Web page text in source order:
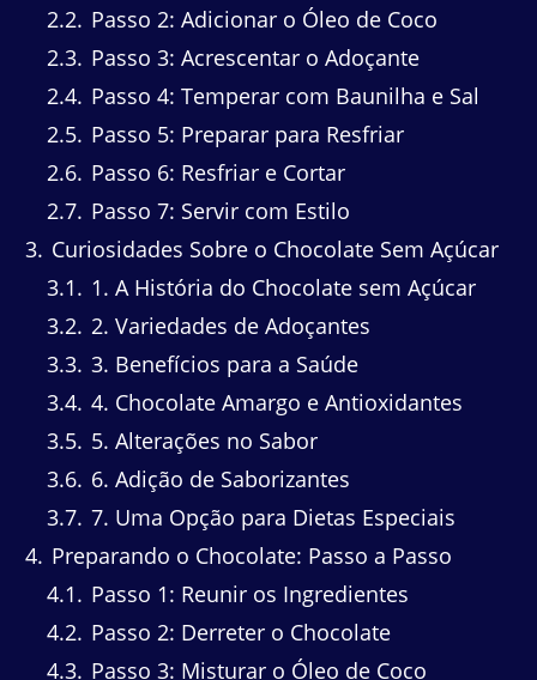
2.2 Passo 2: Adicionar o Óleo de Coco
2.3 Passo 3: Acrescentar o Adoçante
2.4 Passo 4: Temperar com Baunilha e Sal
2.5 Passo 5: Preparar para Resfriar
2.6 Passo 6: Resfriar e Cortar
2.7 Passo 7: Servir com Estilo
3 Curiosidades Sobre o Chocolate Sem Açúcar
3.1
1. A História do Chocolate sem Açúcar
3.2 2. Variedades de Adoçantes
3.3 3. Benefícios para a Saúde
3.4 4. Chocolate Amargo e Antioxidantes
3.5 5. Alterações no Sabor
3.6 6. Adição de Saborizantes
3.7 7. Uma Opção para Dietas Especiais
4 Preparando o Chocolate: Passo a Passo
4.1
Passo 1: Reunir os Ingredientes
4.2 Passo 2: Derreter o Chocolate
4.3 Passo 3: Misturar o Óleo de Coco